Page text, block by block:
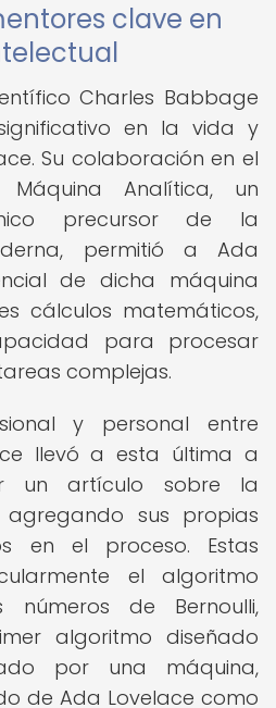
clave en
Charles Babbage
en la vida y
Su colaboración en el
Analítica, un
precursor de la
permitió a Ada
de dicha máquina
cálculos matemáticos,
para procesar
complejas.
y personal entre
llevó a esta última a
un artículo sobre la
agregando sus propias
en el proceso. Estas
el algoritmo
de Bernoulli,
algoritmo diseñado
por una máquina,
de Ada Lovelace como